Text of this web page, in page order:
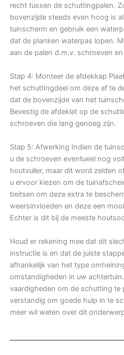
recht tussen de schuttingpalen.
bovenzijde steeds even hoog is
tuinscherm en gebruik een
dat de planken waterpas lopen.
aan de palen d.m.v. schroeven
Stap 4: Monteer de afdekkap
het schuttingdeel om deze af te
dat de bovenzijde van het
Bevestig de afdeklat op de
schroeven die lang genoeg zijn.
Stap 5: Afwerking Indien de
u de schroeven eventueel nog
houtvuller, maar dit word zelden
u ervoor kiezen om de
beitsen om deze extra te
weersinvloeden en deze een
Echter is dit bij de meeste
Houd er rekening mee dat dit
instructie is en dat de juiste
afhankelijk van het type
omstandigheden in uw
vaardigheden om de schutting te
verstandig om goede hulp in te
meer wil weten over dit